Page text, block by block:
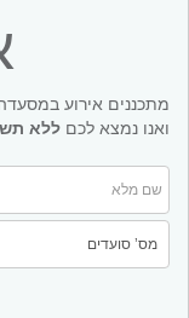
מתכננים אירוע
ואנו נמצא לכם ללא